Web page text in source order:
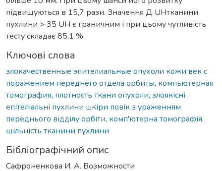
підвищуються в 15,7 рази. Значення Д UHтканини
пухлини > 35 UH є граничним і при цьому чутливість
тесту складає 85,1 %.
Ключові слова
злокачественные эпителиальные опухоли кожи век с
поражением переднего отдела орбиты, компьютерная
томография, плотность ткани опухоли, злоякісні
епітеліальні пухлини шкіри повік з ураженням
переднього відділу орбіти, комп'ютерна томографія,
щільність тканини пухлини
Бібліографічний опис
Сафроненкова И. А. Возможности